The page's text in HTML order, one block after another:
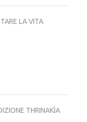
LA VITA
THRINAKÌA